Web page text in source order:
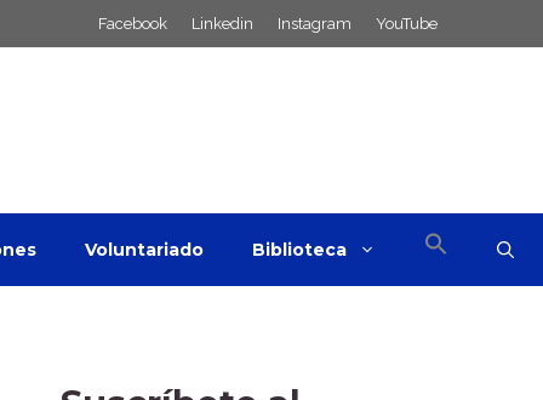
Facebook Linkedin Instagram YouTube
Voluntariado Biblioteca